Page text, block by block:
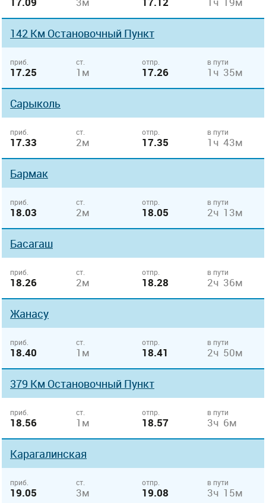
142 Км Остановочный Пункт
приб.
17.25
ст.
1м
отпр.
17.26
в пути
1ч 35м
Сарыколь
приб.
17.33
ст.
2м
отпр.
17.35
в пути
1ч 43м
Бармак
приб.
18.03
ст.
2м
отпр.
18.05
в пути
2ч 13м
Басагаш
приб.
18.26
ст.
2м
отпр.
18.28
в пути
2ч 36м
Жанасу
приб.
18.40
ст.
1м
отпр.
18.41
в пути
2ч 50м
379 Км Остановочный Пункт
приб.
18.56
ст.
1м
отпр.
18.57
в пути
3ч 6м
Карагалинская
приб.
19.05
ст.
3м
отпр.
19.08
в пути
3ч 15м